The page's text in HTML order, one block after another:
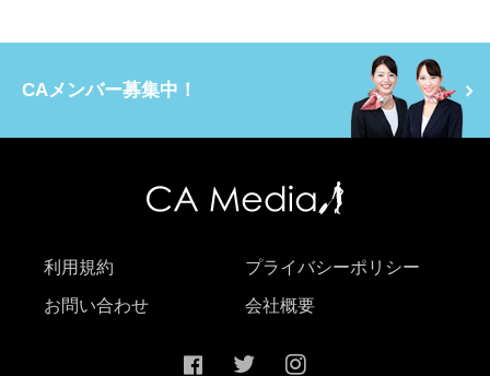
CAメンバー募集中！
利用規約 プライバシーポリシー
お問い合わせ 会社概要